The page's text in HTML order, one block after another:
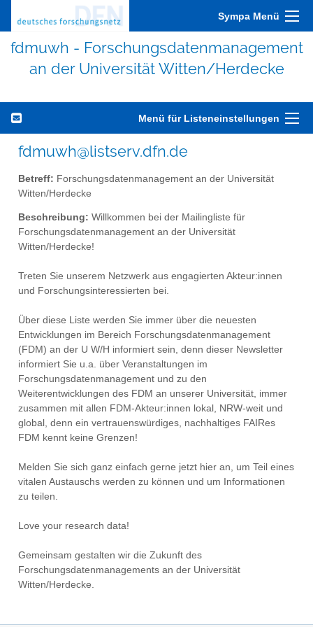
Sympa Menü
fdmuwh - Forschungsdatenmanagement
an der Universität Witten/Herdecke
Menü für Listeneinstellungen
fdmuwh@listserv.dfn.de
Betreff: Forschungsdatenmanagement an der Universität
Witten/Herdecke
Beschreibung: Willkommen bei der Mailingliste für
Forschungsdatenmanagement an der Universität
Witten/Herdecke!
Treten Sie unserem Netzwerk aus engagierten Akteur:innen
und Forschungsinteressierten bei.
Über diese Liste werden Sie immer über die neuesten
Entwicklungen im Bereich Forschungsdatenmanagement
(FDM) an der U W/H informiert sein, denn dieser Newsletter
informiert Sie u.a. über Veranstaltungen im
Forschungsdatenmanagement und zu den
Weiterentwicklungen des FDM an unserer Universität, immer
zusammen mit allen FDM-Akteur:innen lokal, NRW-weit und
global, denn ein vertrauenswürdiges, nachhaltiges FAIRes
FDM kennt keine Grenzen!
Melden Sie sich ganz einfach gerne jetzt hier an, um Teil eines
vitalen Austauschs werden zu können und um Informationen
zu teilen.
Love your research data!
Gemeinsam gestalten wir die Zukunft des
Forschungsdatenmanagements an der Universität
Witten/Herdecke.